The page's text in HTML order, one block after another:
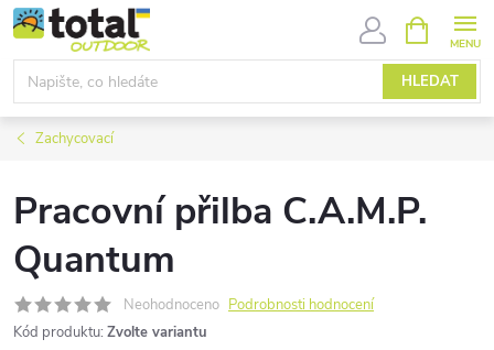
Přejít
na
obsah
HLEDAT
NÁKUPNÍ
KOŠÍK
Zachycovací
Pracovní přilba C.A.M.P.
Quantum
Neohodnoceno Podrobnosti hodnocení
Kód produktu: Zvolte variantu